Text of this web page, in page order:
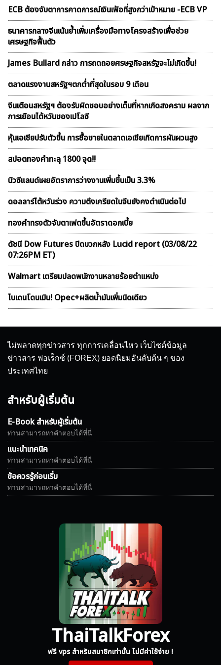
ECB ต้องจับตาการคาดการณ์เงินเฟ้อที่สูงกว่าเป้าหมาย -ECB VP
ธนาคารกลางจีนเน้นย้ำเพิ่มเครื่องมือทางโครงสร้างเพื่อช่วย
เศรษฐกิจฟื้นตัว
James Bullard กล่าว การถดถอยศรษฐกิจสหรัฐจะไม่เกิดขึ้น!
ตลาดเเรงงานสหรัฐฯตกต่ำที่สุดในรอบ 9 เดือน
จีนเตือนสหรัฐฯ ต้องรับผิดชอบอย่างเต็มที่หากเกิดสงคราม ผลจาก
การเยือนไต้หวันของเปโลซี
หุ้นเอเชียปรับตัวขึ้น การซื้อขายในตลาดเอเชียเกิดการผันผวนสูง
สปอตทองคำทะลุ 1800 จุด!!
นิวซีแลนด์เผยอัตราการว่างงานเพิ่มขึ้นเป็น 3.3%
ดอลลาร์ไต้หวันร่วง ความตึงเครียดในจีนยังคงดำเนินต่อไป
ทองคำทรงตัวจับตาเฟดขึ้นอัตราดอกเบี้ย
ดัชนี Dow Futures ปิดบวกหลัง Lucid report (03/08/22
07:26PM ET)
Walmart เตรียมปลดพนักงานหลายร้อยตำแหน่ง
ไบเดนโดนเมิน! Opec+ผลิตน้ำมันเพิ่มนิดเดียว
ไม่พลาดทุกข่าวสาร ทุกการเคลื่อนไหว เว็บไซต์ข้อมูล
ข่าวสาร ฟอเร็กซ์ (FOREX) ยอดนิยมอันดับต้น ๆ ของ
ประเทศไทย
สำหรับผู้เริ่มต้น
E-Book สำหรับผู้เริ่มต้น
ท่านสามารถหาคำตอบได้ที่นี่
แนะนำเทคนิค
ท่านสามารถหาคำตอบได้ที่นี่
ข้อควรรู้ก่อนเริ่ม
ท่านสามารถหาคำตอบได้ที่นี่
ThaiTalkForex
ฟรี vps สำหรับสมาชิกเท่านั้น ไม่มีค่าใช้จ่าย !